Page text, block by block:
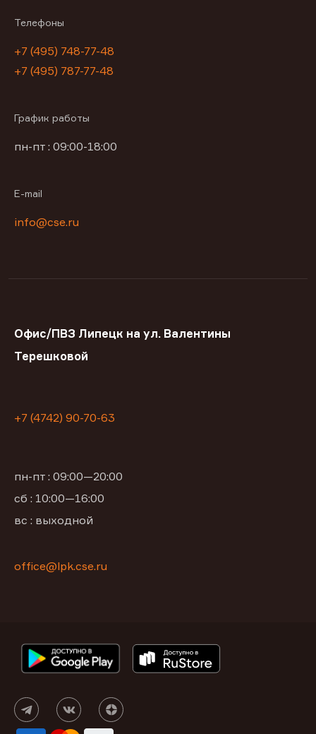
Телефоны
+7 (495) 748-77-48
+7 (495) 787-77-48
График работы
пн-пт : 09:00-18:00
E-mail
info@cse.ru
Офис/ПВЗ Липецк на ул. Валентины
Терешковой
+7 (4742) 90-70-63
пн-пт : 09:00—20:00
сб : 10:00—16:00
вс : выходной
office@lpk.cse.ru